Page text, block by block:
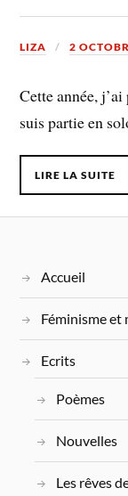
LIZA 2
Cette année,
suis partie en
LIRE LA SUITE
Accueil
Féminisme
Ecrits
Poèmes
Nouvelles
Les rêves